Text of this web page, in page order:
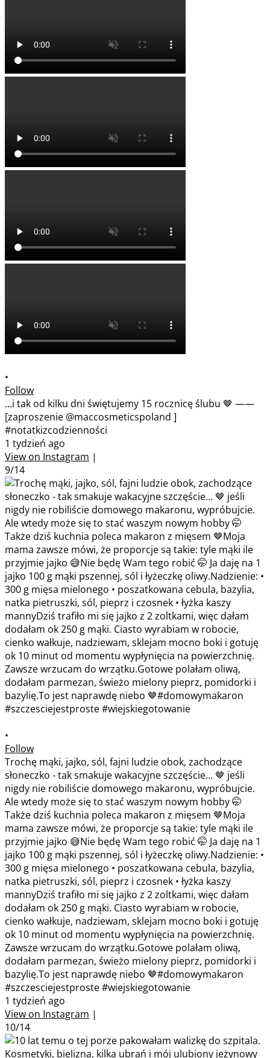
•
Follow
…i tak od kilku dni świętujemy 15 rocznicę ślubu 🤎 ——
[zaproszenie @maccosmeticspoland ]
#notatkizcodzienności
1 tydzień ago
View on Instagram |
9/14
•
Follow
Trochę mąki, jajko, sól, fajni ludzie obok, zachodzące
słoneczko - tak smakuje wakacyjne szczęście… 🤎 jeśli
nigdy nie robiliście domowego makaronu, wypróbujcie.
Ale wtedy może się to stać waszym nowym hobby 🤭
Także dziś kuchnia poleca makaron z mięsem 🤎Moja
mama zawsze mówi, że proporcje są takie: tyle mąki ile
przyjmie jajko 😅Nie będę Wam tego robić 🤭 Ja daję na 1
jajko 100 g mąki pszennej, sól i łyżeczkę oliwy.Nadzienie: •
300 g mięsa mielonego • poszatkowana cebula, bazylia,
natka pietruszki, sól, pieprz i czosnek • łyżka kaszy
mannyDziś trafiło mi się jajko z 2 zoltkami, więc dałam
dodałam ok 250 g mąki. Ciasto wyrabiam w robocie,
cienko wałkuje, nadziewam, sklejam mocno boki i gotuję
ok 10 minut od momentu wypłynięcia na powierzchnię.
Zawsze wrzucam do wrzątku.Gotowe polałam oliwą,
dodałam parmezan, świeżo mielony pieprz, pomidorki i
bazylię.To jest naprawdę niebo 🤎#domowymakaron
#szczesciejestproste #wiejskiegotowanie
1 tydzień ago
View on Instagram |
10/14